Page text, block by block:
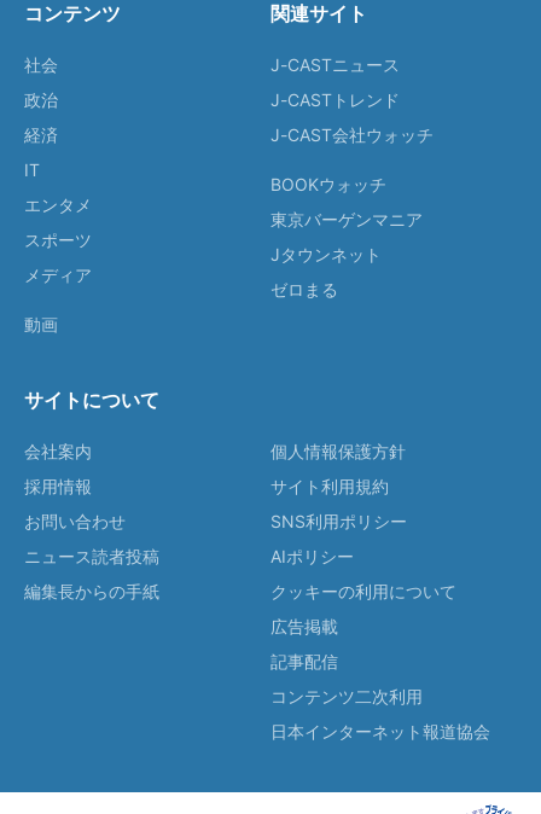
コンテンツ
社会
政治
経済
IT
エンタメ
スポーツ
メディア
動画
関連サイト
J-CASTニュース
J-CASTトレンド
J-CAST会社ウォッチ
BOOKウォッチ
東京バーゲンマニア
Jタウンネット
ゼロまる
サイトについて
会社案内
採用情報
お問い合わせ
ニュース読者投稿
編集長からの手紙
個人情報保護方針
サイト利用規約
SNS利用ポリシー
AIポリシー
クッキーの利用について
広告掲載
記事配信
コンテンツ二次利用
日本インターネット報道協会